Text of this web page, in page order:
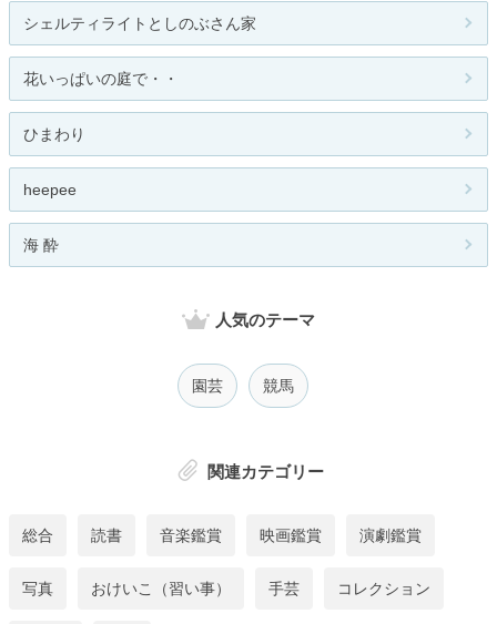
シェルティライトとしのぶさん家
花いっぱいの庭で・・
ひまわり
heepee
海 酔
人気のテーマ
園芸 競馬
関連カテゴリー
総合 読書 音楽鑑賞 映画鑑賞 演劇鑑賞
写真 おけいこ（習い事） 手芸 コレクション